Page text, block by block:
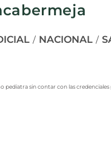
/ NACIONAL /
sin contar con las credenciales